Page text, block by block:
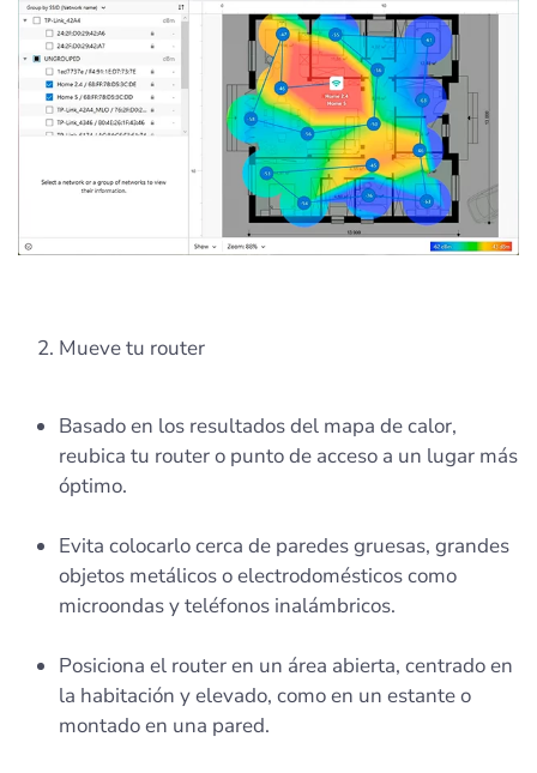
Mueve tu router
Basado en los resultados del mapa de calor,
reubica tu router o punto de acceso a un lugar más
óptimo.
Evita colocarlo cerca de paredes gruesas, grandes
objetos metálicos o electrodomésticos como
microondas y teléfonos inalámbricos.
Posiciona el router en un área abierta, centrado en
la habitación y elevado, como en un estante o
montado en una pared.